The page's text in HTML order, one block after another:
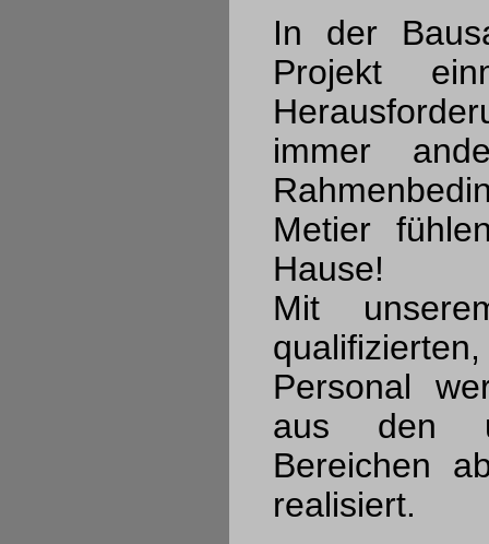
In der
Projekt
immer
Metier
Hause!
Mit
Personal
aus den
Bereichen
realisiert.